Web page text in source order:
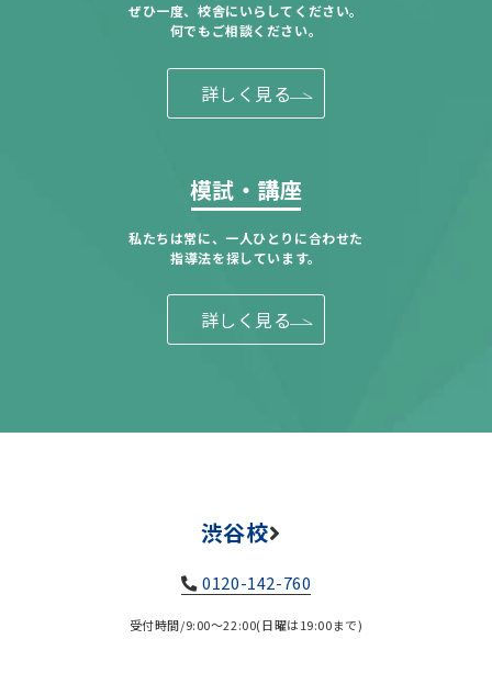
ぜひ一度、校舎にいらしてください。
何でもご相談ください。
詳しく見る
模試・講座
私たちは常に、一人ひとりに合わせた
指導法を探しています。
詳しく見る
渋谷校
0120-142-760
受付時間/9:00～22:00(日曜は19:00まで)